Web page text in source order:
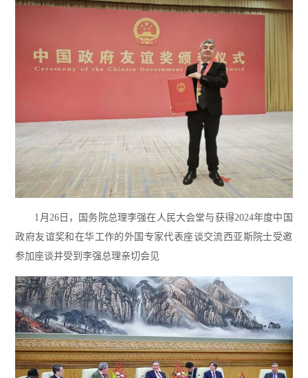
1月26日，国务院总理李强在人民大会堂与获得2024年度中国
政府友谊奖和在华工作的外国专家代表座谈交流‍西亚斯院士受邀
参加座谈并受到李强总理亲切会见